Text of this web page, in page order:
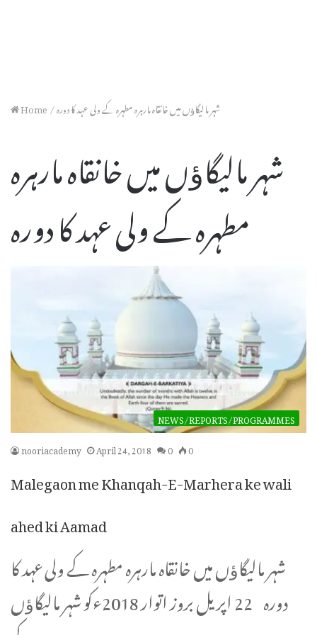
Home/شہر مالیگاﺅں میں خانقاہ مارہرہ مطہرہ کے ولی عہد کا دورہ
شہر مالیگاﺅں میں خانقاہ مارہرہ
مطہرہ کے ولی عہد کا دورہ
NEWS/REPORTS/PROGRAMMES
nooriacademy
April 24, 2018 0 0
Malegaon me Khanqah-E-Marhera ke wali
ahed ki Aamad
شہر مالیگاﺅں میں خانقاہ مارہرہ مطہرہ کے ولی عہد کا
دورہ 22 اپریل بروز اتوار 2018ءکو شہر مالیگاﺅں